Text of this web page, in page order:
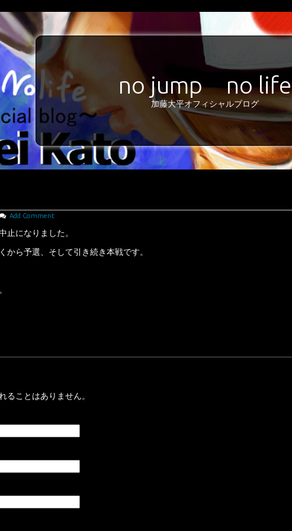
no jump no life
加藤大平オフィシャルブログ
Add Comment
止になりました。
から予選、そして引き続き本戦です。
ることはありません。